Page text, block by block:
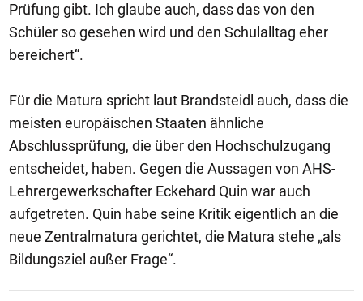
Prüfung gibt. Ich glaube auch, dass das von den
Schüler so gesehen wird und den Schulalltag eher
bereichert“.
Für die Matura spricht laut Brandsteidl auch, dass die
meisten europäischen Staaten ähnliche
Abschlussprüfung, die über den Hochschulzugang
entscheidet, haben. Gegen die Aussagen von AHS-
Lehrergewerkschafter Eckehard Quin war auch
aufgetreten. Quin habe seine Kritik eigentlich an die
neue Zentralmatura gerichtet, die Matura stehe „als
Bildungsziel außer Frage“.